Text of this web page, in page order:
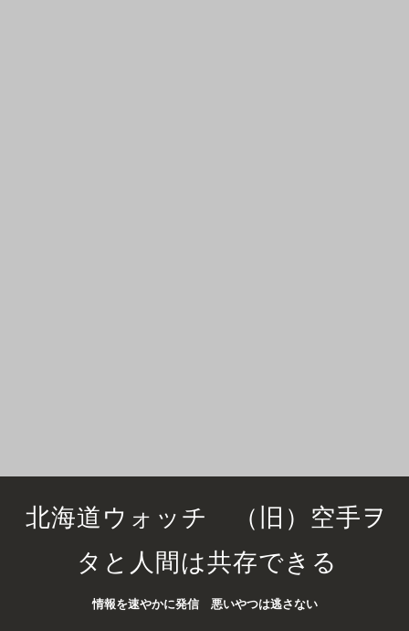
北海道ウォッチ （旧）空手ヲ
タと人間は共存できる
情報を速やかに発信 悪いやつは逃さない